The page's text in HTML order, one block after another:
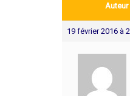
Auteur
19 février 2016 à